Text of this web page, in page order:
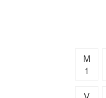
M
1